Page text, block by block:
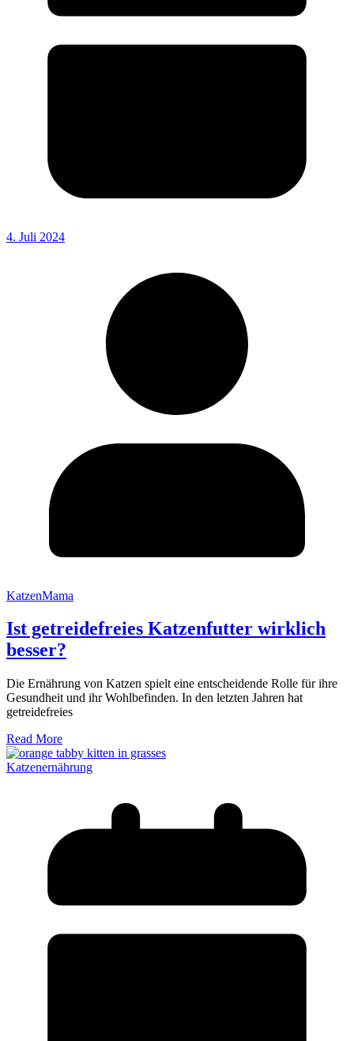
4. Juli 2024
KatzenMama
Ist getreidefreies Katzenfutter wirklich
besser?
Die Ernährung von Katzen spielt eine entscheidende Rolle für ihre
Gesundheit und ihr Wohlbefinden. In den letzten Jahren hat
getreidefreies
Read More
Katzenernährung